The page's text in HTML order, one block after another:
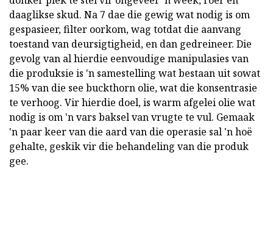
daaglikse skud. Na 7 dae die gewig wat nodig is om
gespasieer, filter oorkom, wag totdat die aanvang
toestand van deursigtigheid, en dan gedreineer. Die
gevolg van al hierdie eenvoudige manipulasies van
die produksie is 'n samestelling wat bestaan uit sowat
15% van die see buckthorn olie, wat die konsentrasie
te verhoog. Vir hierdie doel, is warm afgelei olie wat
nodig is om 'n vars baksel van vrugte te vul. Gemaak
'n paar keer van die aard van die operasie sal 'n hoë
gehalte, geskik vir die behandeling van die produk
gee.